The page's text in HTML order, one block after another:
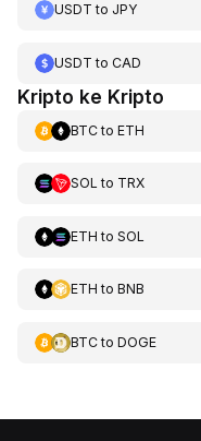
USDT to JPY
USDT to CAD
Kripto ke Kripto
BTCto ETH
SOL to TRX
ETH to SOL
ETH to BNB
BTCto DOGE